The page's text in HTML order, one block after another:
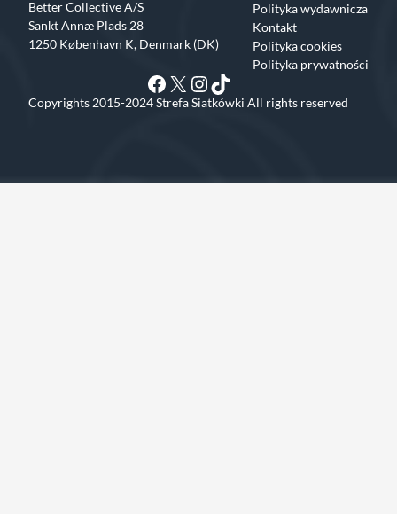
Better Collective A/S
Sankt Annæ Plads 28
1250 København K, Denmark (DK)
Polityka wydawnicza
Kontakt
Polityka cookies
Polityka prywatności
Facebook
X Instagram
TikTok
Copyrights 2015-2024 Strefa Siatkówki All rights reserved